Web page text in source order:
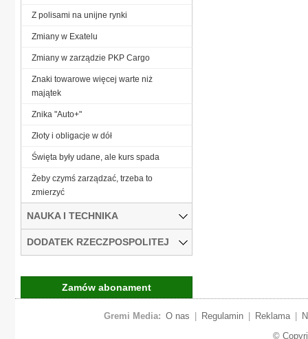
Z polisami na unijne rynki
Zmiany w Exatelu
Zmiany w zarządzie PKP Cargo
Znaki towarowe więcej warte niż
majątek
Znika "Auto+"
Złoty i obligacje w dół
Święta były udane, ale kurs spada
Żeby czymś zarządzać, trzeba to
zmierzyć
NAUKA I TECHNIKA
DODATEK RZECZPOSPOLITEJ
Zamów abonament
Gremi Media: O nas Regulamin Reklama
©